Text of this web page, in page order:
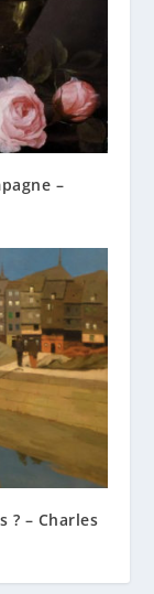
–
? – Charles